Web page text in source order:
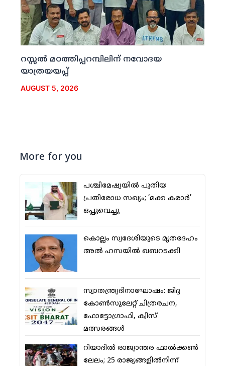
റസ്സല്‍ മഠത്തിപ്പറമ്പിലിന് നവോദയ
യാത്രയയപ്പ്
AUGUST 5, 2026
More for you
പശ്ചിമേഷ്യയില്‍ പുതിയ
പ്രതിരോധ സഖ്യം; ‘മക്ക കരാര്‍’
ഒപ്പുവെച്ചു
കൊല്ലം സ്വദേശിയുടെ മൃതദേഹം
അല്‍ ഹസയില്‍ ഖബറടക്കി
സ്വാതന്ത്ര്യദിനാഘോഷം: ജിദ്ദ
കോണ്‍സുലേറ്റ് ചിത്രരചന,
ഫോട്ടോഗ്രാഫി, ക്വിസ്
മത്സരങ്ങള്‍
റിയാദില്‍ രാജ്യാന്തര ഫാല്‍ക്കണ്‍
ലേലം; 25 രാജ്യങ്ങളില്‍നിന്ന്